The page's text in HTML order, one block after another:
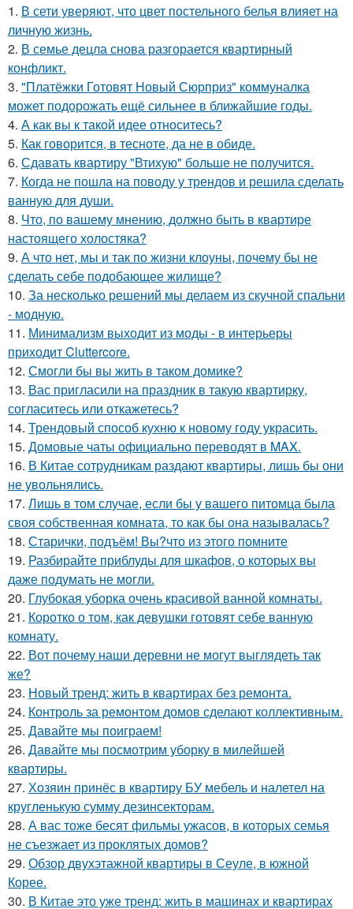
1. В сети уверяют, что цвет постельного белья влияет на
личную жизнь.
2. В семье децла снова разгорается квартирный
конфликт.
3. "Платёжки Готовят Новый Сюрприз" коммуналка
может подорожать ещё сильнее в ближайшие годы.
4. А как вы к такой идее относитесь?
5. Как говорится, в тесноте, да не в обиде.
6. Сдавать квартиру "Втихую" больше не получится.
7. Когда не пошла на поводу у трендов и решила сделать
ванную для души.
8. Что, по вашему мнению, должно быть в квартире
настоящего холостяка?
9. А что нет, мы и так по жизни клоуны, почему бы не
сделать себе подобающее жилище?
10. За несколько решений мы делаем из скучной спальни
- модную.
11. Минимализм выходит из моды - в интерьеры
приходит Cluttercore.
12. Смогли бы вы жить в таком домике?
13. Вас пригласили на праздник в такую квартирку,
согласитесь или откажетесь?
14. Трендовый способ кухню к новому году украсить.
15. Домовые чаты официально переводят в MAX.
16. В Китае сотрудникам раздают квартиры, лишь бы они
не увольнялись.
17. Лишь в том случае, если бы у вашего питомца была
своя собственная комната, то как бы она называлась?
18. Старички, подъём! Вы?что из этого помните
19. Разбирайте приблуды для шкафов, о которых вы
даже подумать не могли.
20. Глубокая уборка очень красивой ванной комнаты.
21. Коротко о том, как девушки готовят себе ванную
комнату.
22. Вот почему наши деревни не могут выглядеть так
же?
23. Новый тренд: жить в квартирах без ремонта.
24. Контроль за ремонтом домов сделают коллективным.
25. Давайте мы поиграем!
26. Давайте мы посмотрим уборку в милейшей
квартиры.
27. Хозяин принёс в квартиру БУ мебель и налетел на
кругленькую сумму дезинсекторам.
28. А вас тоже бесят фильмы ужасов, в которых семья
не съезжает из проклятых домов?
29. Обзор двухэтажной квартиры в Сеуле, в южной
Корее.
30. В Китае это уже тренд: жить в машинах и квартирах